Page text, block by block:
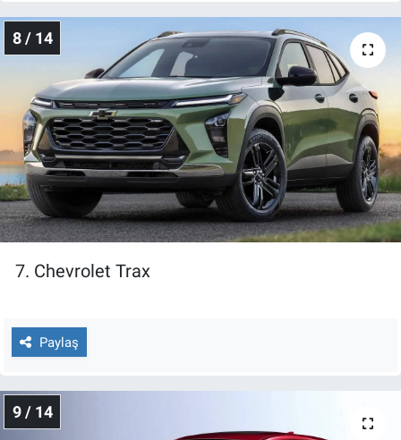
8 / 14
7. Chevrolet Trax
Paylaş
9 / 14